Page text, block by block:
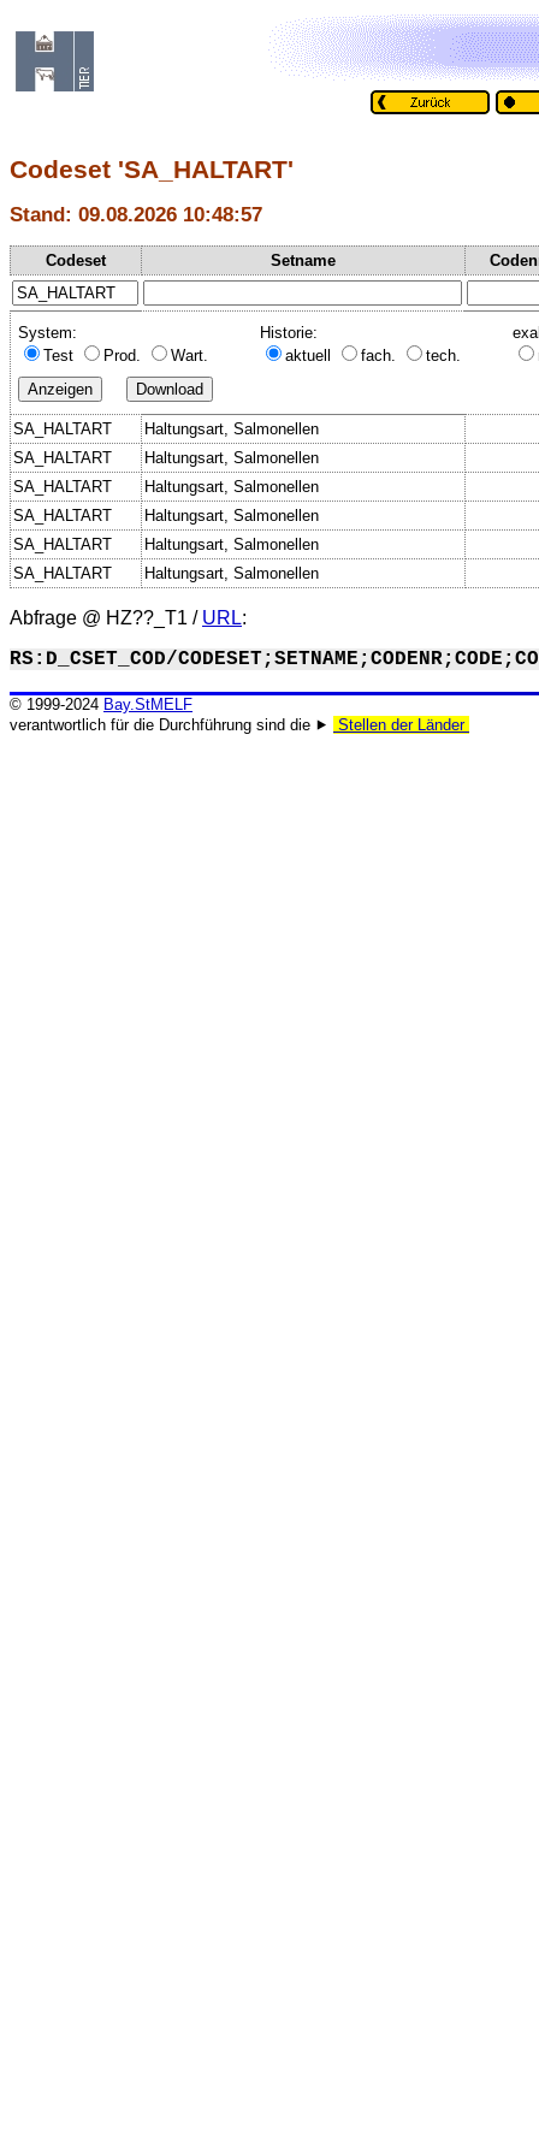
Codeset 'SA_HALTART'
Stand: 09.08.2026 10:48:57
Codeset Setname
System:
Test
Prod. Wart.
Historie:
aktuell
fach. tech.
SA_HALTART
Haltungsart, Salmonellen
SA_HALTART
Haltungsart, Salmonellen
SA_HALTART
Haltungsart, Salmonellen
SA_HALTART
Haltungsart, Salmonellen
SA_HALTART
Haltungsart, Salmonellen
SA_HALTART
Haltungsart, Salmonellen
Abfrage @ HZ??_T1 / URL:
RS:D_CSET_COD/
© 1999-2024 Bay.StMELF
verantwortlich für die Durchführung sind die ⯈
Stellen der Länder